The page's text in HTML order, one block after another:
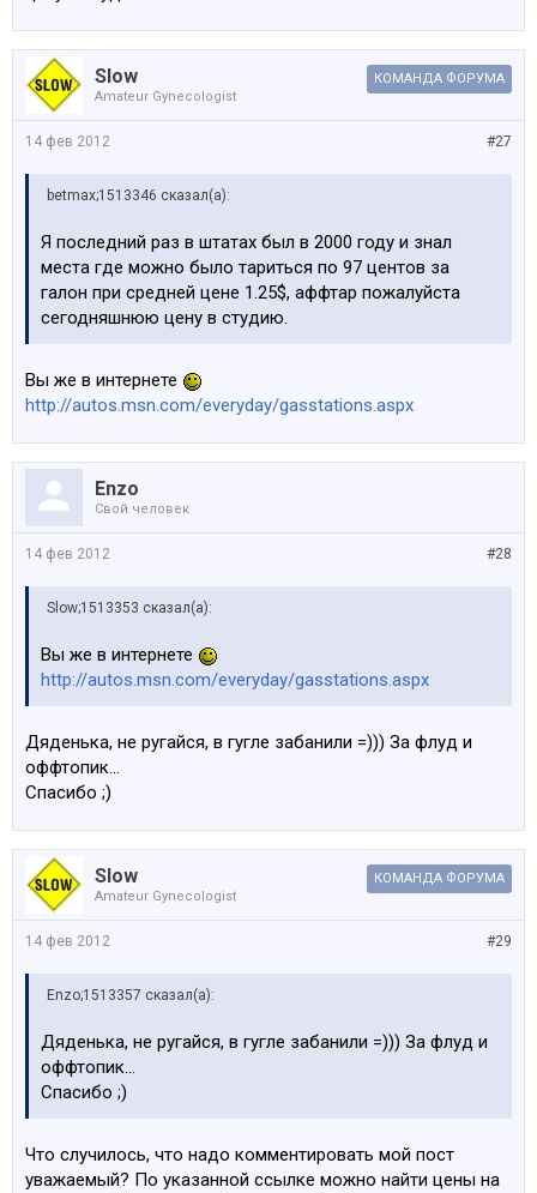
Код Наименование (порт) Наименование (EPC)
S212A AUSSTATTUNG BREMSANLAGE LAENDER
Оснащение тормозной системой экспорт.
S302A ALARMANLAGE Система сигнализации
S459A SITZVERSTELLUNG, ELEKTR.MIT MEMORY
Эл.рег.положения сиденья с функц.памяти
S521A REGENSENSOR Regensensor
S524A ADAPTIVES KURVENLICHT Адаптивное
освещение поворотов
S544A GESCHWINDIGKEITSREGEL. MIT BREMSF. Круиз-
контроль с функц.подтормаживания
S645A RADIO-STEUERUNG US Радиоприемник BMW для
США
динамиков HiFi
S694A CD-WECHSLER VORBEREITUNG Подгот.под CD-
S823A HEISSLAND-AUSFUEHRUNG Исполнение для
жарких стран
S853A SPRACHVERSION ENGLISCH Надпись для панели
приборов, англ.
S876A FUNKFREQUENZ 315 MHZ Funkfrequenz 315 MHz
Подготовка под тягово-сцепное устройство
Идентификационный номер виден снаружи
Slow
Amateur Gynecologist
КОМАНДА ФОРУМА
#27
14 фев 2012
betmax;1513346 сказал(а):
Я последний раз в штатах был в 2000 году и знал
места где можно было тариться по 97 центов за
галон при средней цене 1.25$, аффтар пожалуйста
сегодняшнюю цену в студию.
Вы же в интернете
http://autos.msn.com/everyday/gasstations.aspx
Enzo
Свой человек
#28
14 фев 2012
Slow;1513353 сказал(а):
Вы же в интернете
http://autos.msn.com/everyday/gasstations.aspx
Дяденька, не ругайся, в гугле забанили =))) За флуд и
оффтопик...
Спасибо ;)
Slow
Amateur Gynecologist
КОМАНДА ФОРУМА
#29
14 фев 2012
Enzo;1513357 сказал(а):
Дяденька, не ругайся, в гугле забанили =))) За флуд и
оффтопик...
Спасибо ;)
Что случилось, что надо комментировать мой пост
уважаемый? По указанной ссылке можно найти цены на